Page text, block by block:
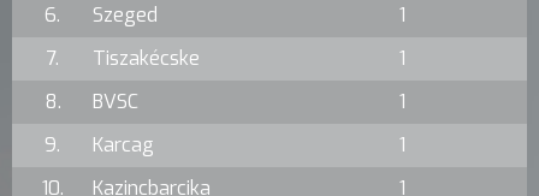
6.
Szeged
1
7.
Tiszakécske
1
8.
BVSC
1
9.
Karcag
1
10.
Kazincbarcika 1